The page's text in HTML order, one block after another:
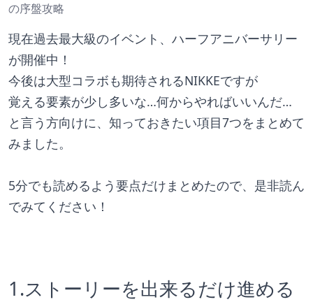
の序盤攻略
現在過去最大級のイベント、ハーフアニバーサリー
が開催中！
今後は大型コラボも期待されるNIKKEですが
覚える要素が少し多いな…何からやればいいんだ…
と言う方向けに、知っておきたい項目7つをまとめて
みました。
5分でも読めるよう要点だけまとめたので、是非読ん
でみてください！
1.ストーリーを出来るだけ進める